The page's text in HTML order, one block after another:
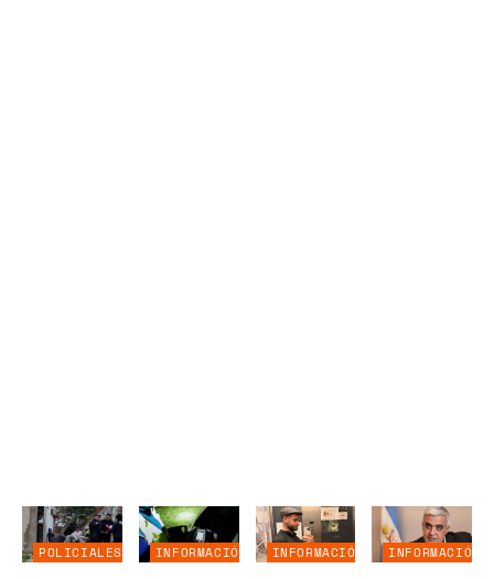
POLICIALES
INFORMACIÓN
INFORMACIÓN
INFORMACIÓN